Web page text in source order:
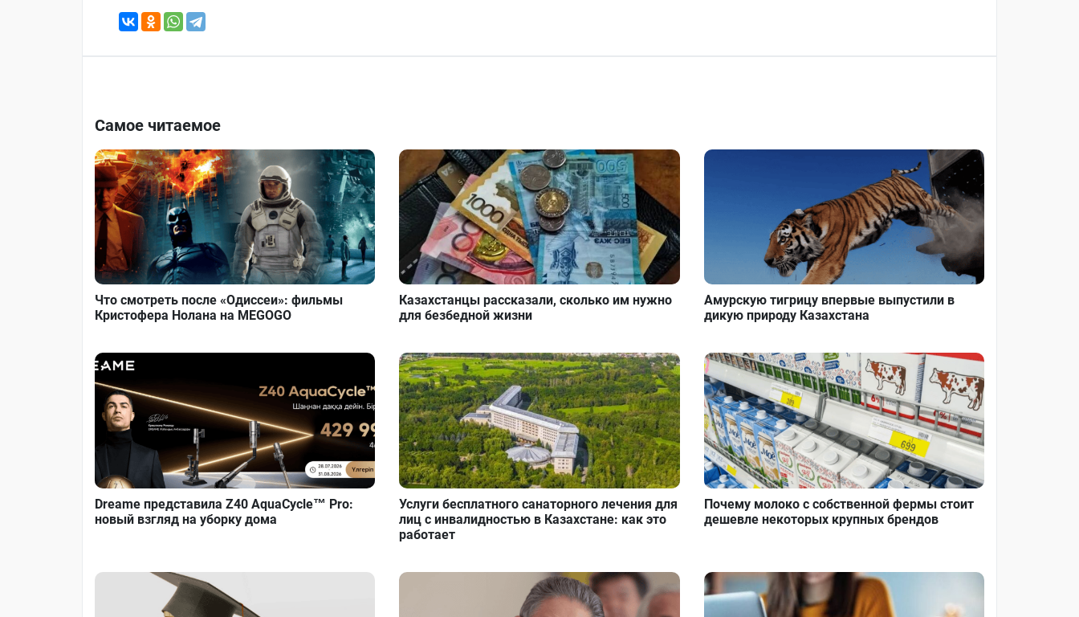
Самое читаемое
Что смотреть после «Одиссеи»: фильмы
Кристофера Нолана на MEGOGO
Казахстанцы рассказали, сколько им нужно
для безбедной жизни
Амурскую тигрицу впервые выпустили в
дикую природу Казахстана
Dreame представила Z40 AquaCycle™ Pro:
новый взгляд на уборку дома
Услуги бесплатного санаторного лечения для
лиц с инвалидностью в Казахстане: как это
работает
Почему молоко с собственной фермы стоит
дешевле некоторых крупных брендов